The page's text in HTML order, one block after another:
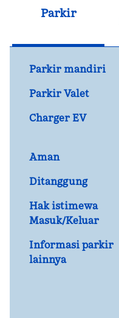
Parkir
Parkir mandiri
Parkir Valet
Charger EV
Aman
Ditanggung
Hak istimewa
Masuk/Keluar
Informasi parkir
lainnya